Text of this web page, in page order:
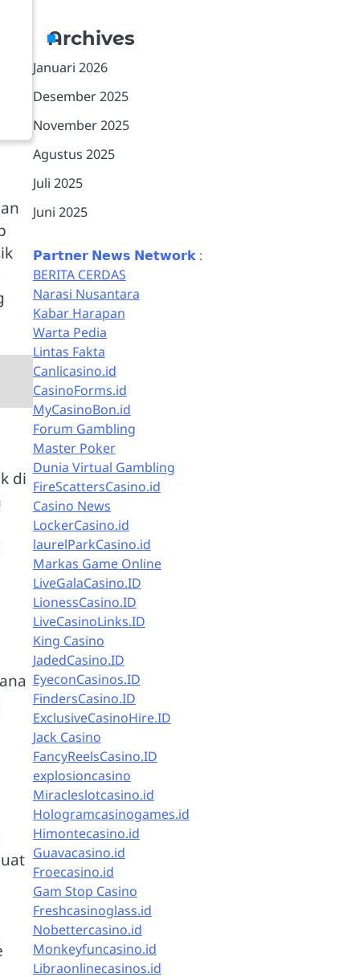
di
Archives
Januari 2026
Desember 2025
November 2025
Agustus 2025
Juli 2025
Juni 2025
𝗣𝗮𝗿𝘁𝗻𝗲𝗿 𝗡𝗲𝘄𝘀 𝗡𝗲𝘁𝘄𝗼𝗿𝗸 :
BERITA CERDAS
Narasi Nusantara
Kabar Harapan
Warta Pedia
Lintas Fakta
Canlicasino.id
CasinoForms.id
MyCasinoBon.id
Forum Gambling
Master Poker
Dunia Virtual Gambling
FireScattersCasino.id
Casino News
LockerCasino.id
laurelParkCasino.id
Markas Game Online
LiveGalaCasino.ID
LionessCasino.ID
LiveCasinoLinks.ID
King Casino
JadedCasino.ID
EyeconCasinos.ID
FindersCasino.ID
ExclusiveCasinoHire.ID
Jack Casino
FancyReelsCasino.ID
explosioncasino
Miracleslotcasino.id
Hologramcasinogames.id
Himontecasino.id
Guavacasino.id
Froecasino.id
Gam Stop Casino
Freshcasinoglass.id
Nobettercasino.id
Monkeyfuncasino.id
Libraonlinecasinos.id